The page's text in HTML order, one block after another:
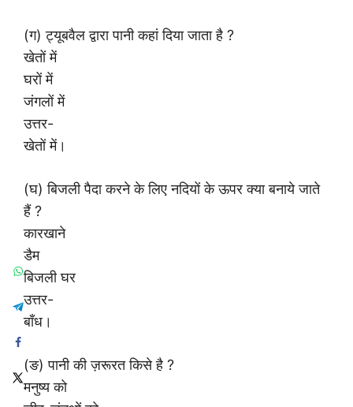
(ग) ट्यूबवैल द्वारा पानी कहां दिया जाता है ?
खेतों में
घरों में
जंगलों में
उत्तर-
खेतों में।
(घ) बिजली पैदा करने के लिए नदियों के ऊपर क्या बनाये जाते
हैं ?
कारखाने
डैम
बिजली घर
उत्तर-
बाँध।
(ङ) पानी की ज़रूरत किसे है ?
मनुष्य को